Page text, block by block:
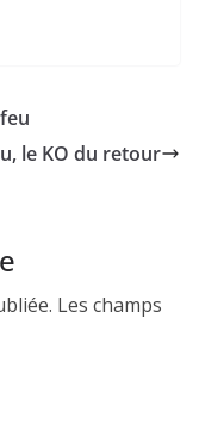
le KO du retour
Les champs